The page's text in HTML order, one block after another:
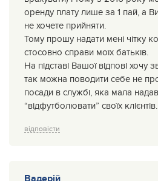
оренду плату лише за 1 пай, а Ви
не хочете прийняти.
Тому прошу надати мені чітку
стосовно справи моїх батьків.
На підставі Вашої відпові хочу
так можна поводити себе не
посади в службі, яка мала
“відфутболювати” своїх
відповісти
Вадерій